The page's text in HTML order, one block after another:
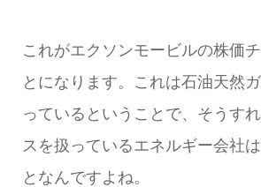
これがエクソンモービルの株価
とになります。これは石油天然
っているということで、そうす
スを扱っているエネルギー会社
となんですよね。